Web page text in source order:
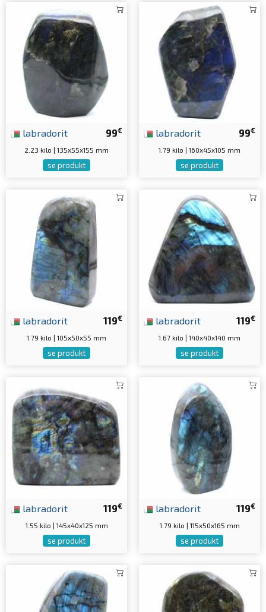
99€
labradorit
2.23 kilo | 135x55x155 mm
se produkt
99€
labradorit
1.79 kilo | 160x45x105 mm
se produkt
119€
labradorit
1.79 kilo | 105x50x55 mm
se produkt
119€
labradorit
1.67 kilo | 140x40x140 mm
se produkt
119€
labradorit
1.55 kilo | 145x40x125 mm
se produkt
119€
labradorit
1.79 kilo | 115x50x165 mm
se produkt